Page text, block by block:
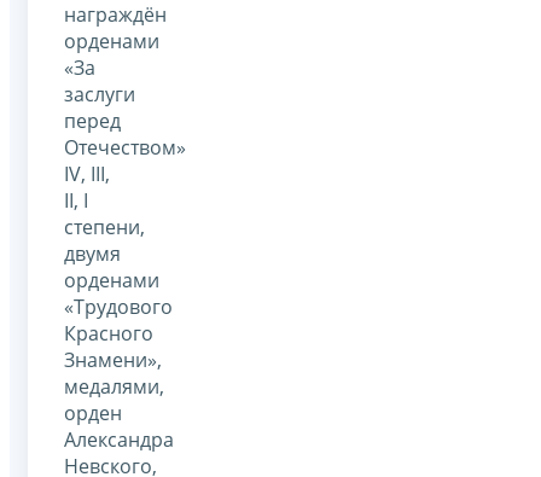
награждён
орденами
«За
заслуги
перед
Отечеством»
IV, III,
II, I
степени,
двумя
орденами
«Трудового
Красного
Знамени»,
медалями,
орден
Александра
Невского,